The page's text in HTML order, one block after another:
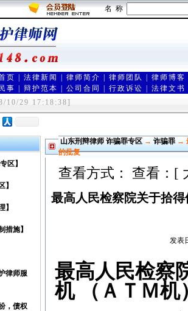
名 称
页 法律新闻 律师简介 律师团队 律师博客
事
辩护范本 公司合同 行政诉讼 法律文书
进入山东刑事律师网（www.sos148.com)是立
10/29 17:18:38]
刑事辩护律师网是由在济南享有声誉的刑事辩
2009/8/12 11:20:01]
区】
】
】
措施】
律师服
，债权
山东刑辩律师 诈骗罪专区→ 诈骗罪→
的批复
查看方式： 查看：[
最高人民检察院关于拾
发表
最高人民检察
机 （ＡＴＭ机